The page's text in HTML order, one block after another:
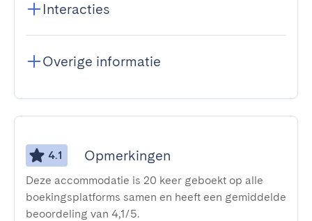
Interacties
Overige informatie
4.1 Opmerkingen
Deze accommodatie is 20 keer geboekt op alle
boekingsplatforms samen en heeft een gemiddelde
beoordeling van 4,1/5.